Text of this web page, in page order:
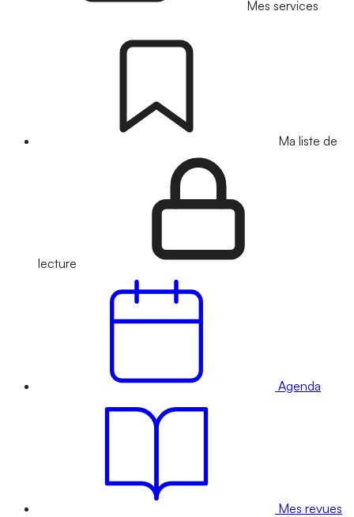
Mes services
Ma liste de
lecture
Agenda
Mes revues